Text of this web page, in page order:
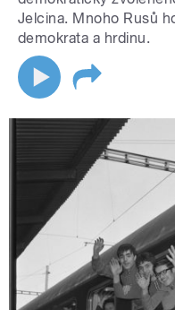
Jelcina. Mnoho Rusů
demokrata a hrdinu.